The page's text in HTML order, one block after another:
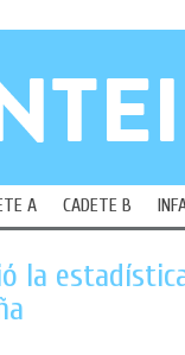
A CADETE B
la